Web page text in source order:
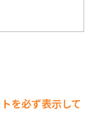
を必ず表示して